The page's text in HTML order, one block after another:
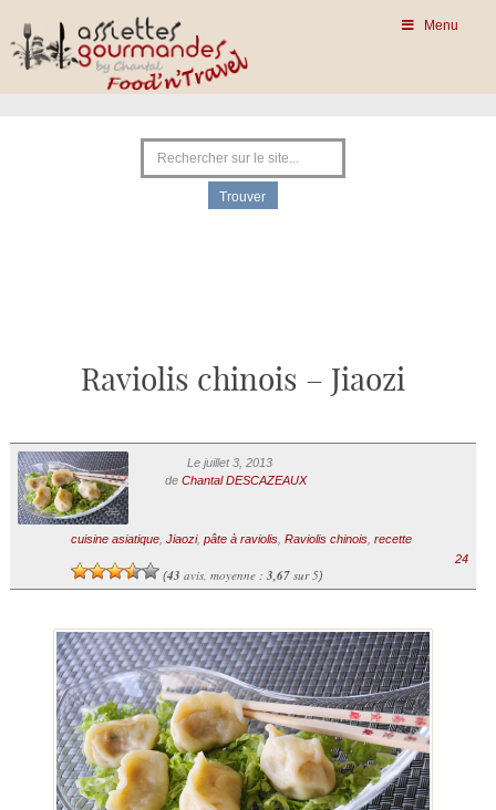
Menu
Raviolis chinois – Jiaozi
Le juillet 3, 2013
de Chantal DESCAZEAUX
cuisine asiatique, Jiaozi, pâte à raviolis, Raviolis chinois, recette
(43 avis, moyenne : 3,67sur 5)
24